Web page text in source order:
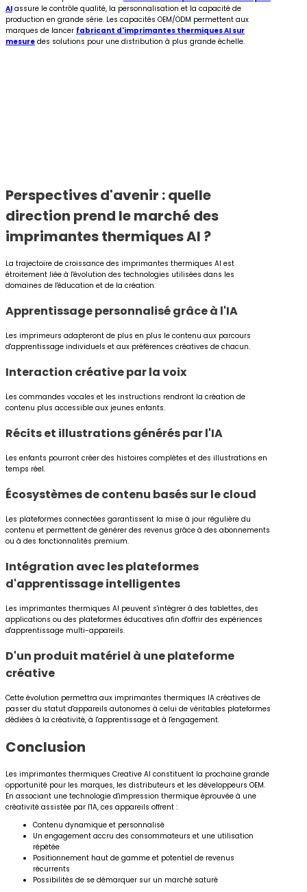
AI assure le contrôle qualité, la personnalisation et la capacité de
production en grande série. Les capacités OEM/ODM permettent aux
marques de lancer fabricant d'imprimantes thermiques AI sur
mesure des solutions pour une distribution à plus grande échelle.
Perspectives d'avenir : quelle
direction prend le marché des
imprimantes thermiques AI ?
La trajectoire de croissance des imprimantes thermiques AI est
étroitement liée à l'évolution des technologies utilisées dans les
domaines de l'éducation et de la création.
Apprentissage personnalisé grâce à l'IA
Les imprimeurs adapteront de plus en plus le contenu aux parcours
d'apprentissage individuels et aux préférences créatives de chacun.
Interaction créative par la voix
Les commandes vocales et les instructions rendront la création de
contenu plus accessible aux jeunes enfants.
Récits et illustrations générés par l'IA
Les enfants pourront créer des histoires complètes et des illustrations en
temps réel.
Écosystèmes de contenu basés sur le cloud
Les plateformes connectées garantissent la mise à jour régulière du
contenu et permettent de générer des revenus grâce à des abonnements
ou à des fonctionnalités premium.
Intégration avec les plateformes
d'apprentissage intelligentes
Les imprimantes thermiques AI peuvent s'intégrer à des tablettes, des
applications ou des plateformes éducatives afin d'offrir des expériences
d'apprentissage multi-appareils.
D'un produit matériel à une plateforme
créative
Cette évolution permettra aux imprimantes thermiques IA créatives de
passer du statut d'appareils autonomes à celui de véritables plateformes
dédiées à la créativité, à l'apprentissage et à l'engagement.
Conclusion
Les imprimantes thermiques Creative AI constituent la prochaine grande
opportunité pour les marques, les distributeurs et les développeurs OEM.
En associant une technologie d'impression thermique éprouvée à une
créativité assistée par l'IA, ces appareils offrent :
Contenu dynamique et personnalisé
Un engagement accru des consommateurs et une utilisation
répétée
Positionnement haut de gamme et potentiel de revenus
récurrents
Possibilités de se démarquer sur un marché saturé